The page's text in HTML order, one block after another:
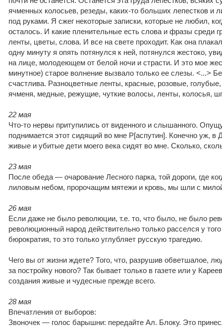
ячменных колосьев, резеды, каких-то больших лепестков и
под руками. Я сжег некоторые записки, которые не любил,
осталось. И какие пленительные есть слова и фразы среди
ленты, цветы, слова. И все на свете проходит. Как она
одну минуту я опять потянулся к ней, потянулся жестоко,
на лице, молодеющем от белой ночи и страсти. И это мое
минутное) старое волнение вызвало только ее слезы. <...>
счастлива. Разноцветные ленты, красные, розовые,
ячменя, медные, режущие, чуткие волосы, ленты, колосья,
22 мая
Что-то нервы притупились от виденного и слышанного.
поднимается этот сидящий во мне Р[аспутин]. Конечно уж,
живые и убитые дети моего века сидят во мне. Сколько,
23 мая
После обеда — очарование Лесного парка, той дороги, где
лиловым небом, пророчащим мятежи и кровь, мы шли с
26 мая
Если даже не было революции, т.е. то, что было, не было
революционный народ действительно только расселся у того
бюрократия, то это только углубляет русскую трагедию.
Чего вы от жизни ждете? Того, что, разрушив обветшалое,
за постройку нового? Так бывает только в газете или у
создания живые и чудесные прежде всего.
28 мая
Впечатления от выборов:
Звоночек — голос барышни: передайте Ал. Блоку. Это